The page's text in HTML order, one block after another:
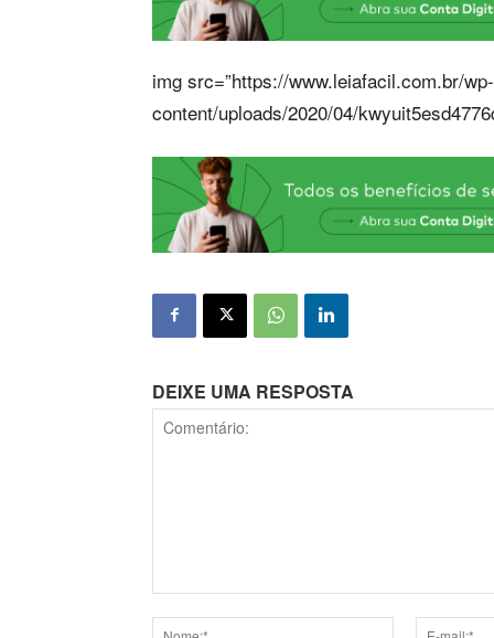
img src=”https://www.leiafacil.com.br/wp-
content/uploads/2020/04/
DEIXE UMA RESPOSTA